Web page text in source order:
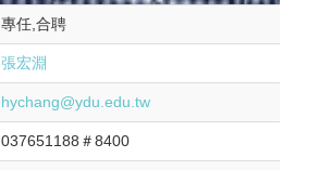
專任,合聘
張宏淵
hychang@ydu.edu.tw
037651188＃8400